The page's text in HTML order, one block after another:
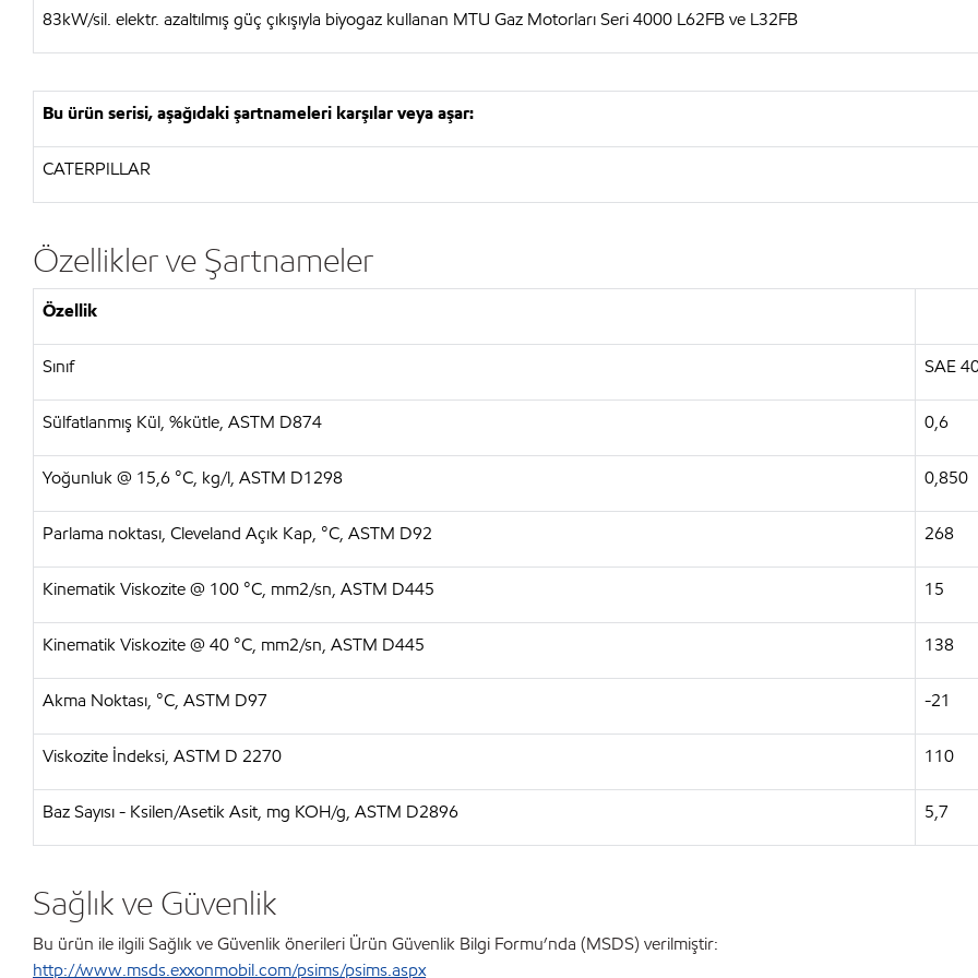
83kW/sil. elektr. azaltılmış güç çıkışıyla biyogaz kullanan MTU Gaz Motorları Seri 4000 L62FB ve L32FB
Bu ürün serisi, aşağıdaki şartnameleri karşılar veya aşar:
CATERPILLAR
Özellikler ve Şartnameler
Özellik
Sınıf SAE
Sülfatlanmış Kül, %kütle, ASTM D874 0,6
Yoğunluk @ 15,6 °C, kg/l, ASTM D1298 0,850
Parlama noktası, Cleveland Açık Kap, °C, ASTM D92 268
Kinematik Viskozite @ 100 °C, mm2/sn, ASTM D445 15
Kinematik Viskozite @ 40 °C, mm2/sn, ASTM D445 138
Akma Noktası, °C, ASTM D97 -21
Viskozite İndeksi, ASTM D 2270 110
Baz Sayısı - Ksilen/Asetik Asit, mg KOH/g, ASTM D2896 5,7
Sağlık ve Güvenlik
Bu ürün ile ilgili Sağlık ve Güvenlik önerileri Ürün Güvenlik Bilgi Formu’nda (MSDS) verilmiştir:
http://www.msds.exxonmobil.com/psims/psims.aspx